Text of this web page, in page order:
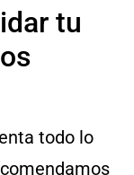
tu
todo lo